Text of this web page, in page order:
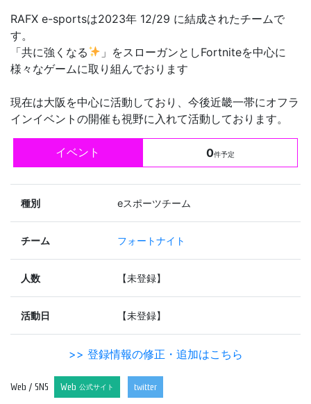
RAFX e-sportsは2023年 12/29 に結成されたチームで
す。
「共に強くなる
」をスローガンとしFortniteを中心に
様々なゲームに取り組んでおります
現在は大阪を中心に活動しており、今後近畿一帯にオフラ
インイベントの開催も視野に入れて活動しております。
イベント 0件予定
種別 eスポーツチーム
チーム フォートナイト
人数 【未登録】
活動日 【未登録】
>> 登録情報の修正・追加はこちら
Web / SNS Web 公式サイト twitter